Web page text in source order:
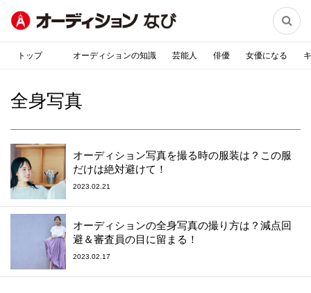

トップ オーディションの知識 芸能人 俳優 女優になる
全身写真
オーディション写真を撮る時の服装は？この服
だけは絶対避けて！
2023.02.21
オーディションの全身写真の撮り方は？減点回
避＆審査員の目に留まる！
2023.02.17